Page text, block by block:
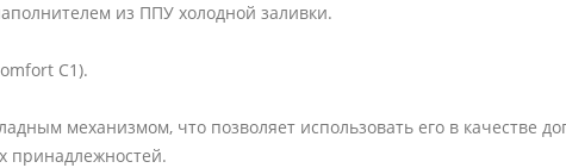
из ППУ холодной заливки.
C1).
механизмом, что позволяет использовать его в качестве
принадлежностей.